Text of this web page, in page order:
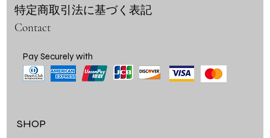
特定商取引法に基づく表記
Contact
SHOP
Pay Securely with